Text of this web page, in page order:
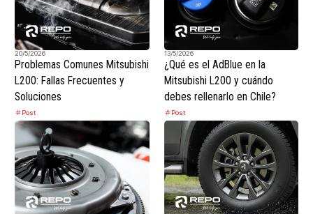
20/5/2026
Problemas Comunes Mitsubishi
L200: Fallas Frecuentes y
Soluciones
Post
13/5/2026
¿Qué es el AdBlue en la
Mitsubishi L200 y cuándo
debes rellenarlo en Chile?
Post